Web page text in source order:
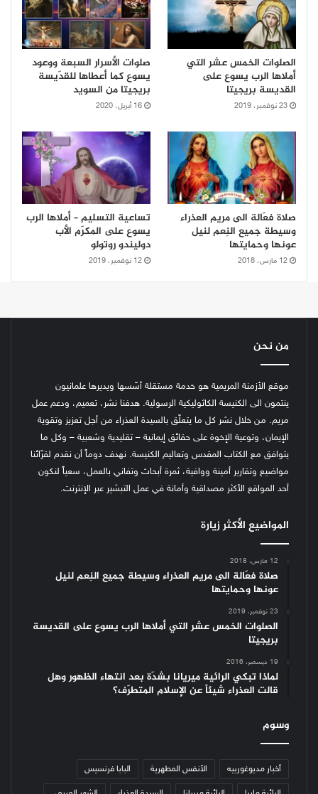
الصلوات الخمس عشر التي
أملاها الرب يسوع على
القديسة بريجيتا
23 نوفمبر، 2019
صلوات الأسرار السبعة ووعود
يسوع كما أعطاها للقدّيسة
بريجيتا من السويد
16 أبريل، 2020
صلاة فعّالة الى مريم العذراء
وسيطة جميع النِعم لنيل
عونها وحمايتها
12 مارس، 2018
تساعية التسليم – أملاها الرب
يسوع على المكرّم الأب
دوليندو روتولو
12 نوفمبر، 2019
من نحن
موقع الأزمنة المريمية هو خدمة مستقلة أسّسها ويديرها علمانيون
ينتمون الى الكنيسة الكاثوليكية الرسولية. هدفنا نشر، تعميم، ودعم عمل
مريم. من خلال نشر كل ما يتعلّق بالسيدة العذراء من أجل تعزيز وتقوية
الإيمان، وتوعية الإخوة على حقائق إيمانية – تقليدية وشعبية – وكل ما
يتوافق مع الكتاب المقدس وتعاليم الكنيسة. نهدف دوماً أن نقدم لقرّائنا
مواضيع وتقارير أمينة ووافية، ثمرة أبحاث وتفاني بالعمل، سعياً لنكون
أحد المواقع الأكثر مصداقية وأمانة في عمل التبشير عبر الإنترنت.
المواضيع الأكثر زيارة
12 مارس، 2018
صلاة فعّالة الى مريم العذراء وسيطة جميع النِعم لنيل
عونها وحمايتها
23 نوفمبر، 2019
الصلوات الخمس عشر التي أملاها الرب يسوع على القديسة
بريجيتا
19 ديسمبر، 2016
لماذا تبكي الرائية ميريانا بشدّة بعد انتهاء الظهور وهل
قالت العذراء شيئاً عن الإسلام المتطرّف؟
وسوم
أخبار مديوغورييه الأنفس المطهرية البابا فرنسيس